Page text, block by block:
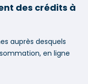
des crédits à
auprès desquels
en ligne